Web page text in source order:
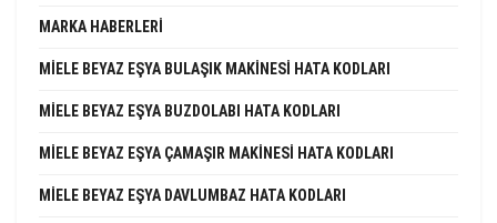
MARKA HABERLERI
MIELE BEYAZ EŞYA BULAŞIK MAKINESI HATA KODLARI
MIELE BEYAZ EŞYA BUZDOLABI HATA KODLARI
MIELE BEYAZ EŞYA ÇAMAŞIR MAKINESI HATA KODLARI
MIELE BEYAZ EŞYA DAVLUMBAZ HATA KODLARI